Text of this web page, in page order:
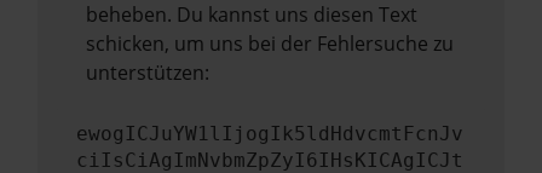
beheben. Du kannst uns diesen Text
schicken, um uns bei der Fehlersuche zu
unterstützen:
ewogICJuYW1lIjogIk5ldHdvcmtFcnJv
ciIsCiAgImNvbmZpZyI6IHsKICAgICJt